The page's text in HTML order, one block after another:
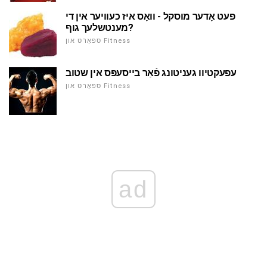
פעט אָדער מוסקל - וואָס איז כעוויער אין די
מענטשלעך גוף?
ספּאָרט און Fitness
עפעקטיוו געניטונג פֿאַר בייסעפּס אין שטוב
ספּאָרט און Fitness
ad